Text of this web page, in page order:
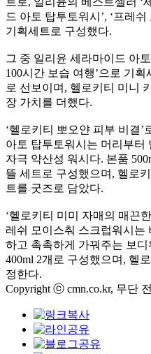
드 아토 탑투토워시’, ‘프레
기획세트로 구성했다.
그 중 일리윤 세라마이드 아
100시간 보습 여행’으로 기
로 선보이며, 헬로키티 미니
장 가치를 더했다.
‘헬로키티 뽀오얀 피부 비결
아토 탑투토워시는 머리부터
자극 약산성 워시다. 본품
뜰 세트로 구성했으며, 헬로
트를 굿즈로 담았다.
‘헬로키티 미미 자매의 매끈
레쉬 모이스춰 스크럽워시는
하고 촉촉하게 가꿔주는 보
400ml 2개로 구성했으며, 헬
정한다.
Copyright ⓒ cmn.co.kr, 무단